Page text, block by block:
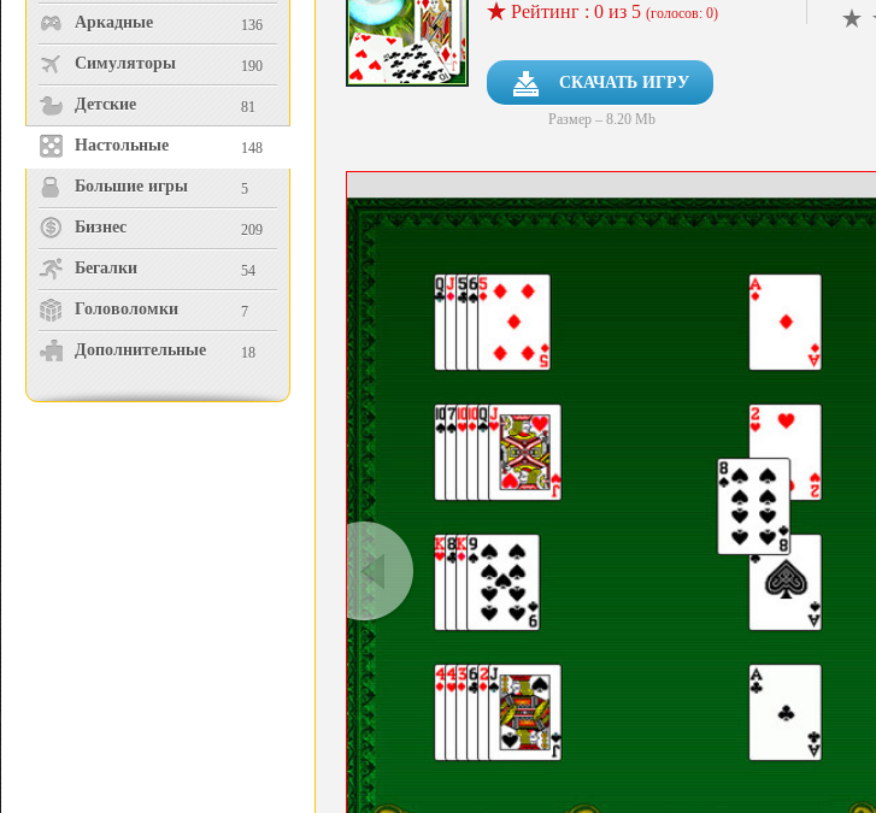
Аркадные 136
Симуляторы 190
Детские 81
Настольные 148
Большие игры 5
Бизнес 209
Бегалки 54
Головоломки 7
Дополнительные 18
Рейтинг : 0 из 5 (голосов: 0)
СКАЧАТЬ ИГРУ
Размер – 8.20 Mb